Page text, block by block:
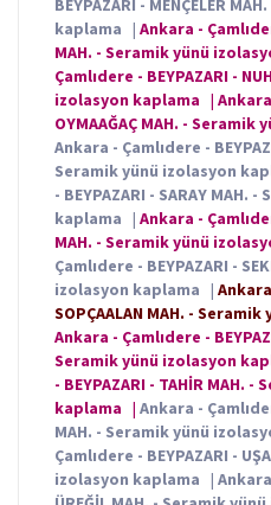
BEYPAZARI - MENÇELER
kaplama | Ankara -
MAH. - Seramik yünü
Çamlıdere - BEYPAZARI -
izolasyon kaplama |
OYMAAĞAÇ MAH. -
Ankara - Çamlıdere -
Seramik yünü izolasyon
- BEYPAZARI - SARAY
kaplama | Ankara -
MAH. - Seramik yünü
Çamlıdere - BEYPAZARI -
izolasyon kaplama |
SOPÇAALAN MAH. -
Ankara - Çamlıdere -
Seramik yünü izolasyon
- BEYPAZARI - TAHİR MAH.
kaplama | Ankara -
MAH. - Seramik yünü
Çamlıdere - BEYPAZARI -
izolasyon kaplama |